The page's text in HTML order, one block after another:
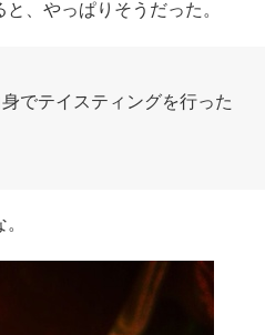
、やっぱりそうだった。
でテイスティングを行った